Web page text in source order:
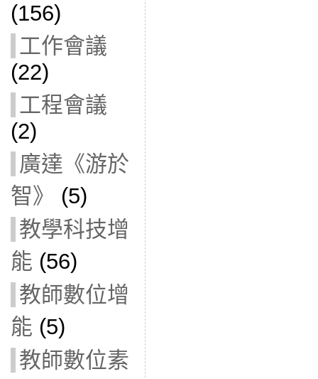
(156)
工作會議
(22)
工程會議
(2)
廣達《游於
智》
(5)
教學科技增
能 (56)
教師數位增
能 (5)
教師數位素